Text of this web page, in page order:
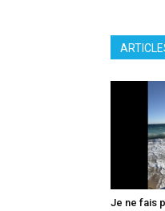
Je ne fais